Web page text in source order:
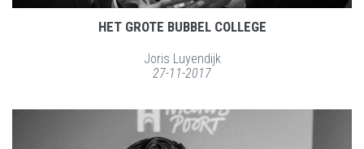
HET GROTE BUBBEL COLLEGE
Joris Luyendijk
27-11-2017